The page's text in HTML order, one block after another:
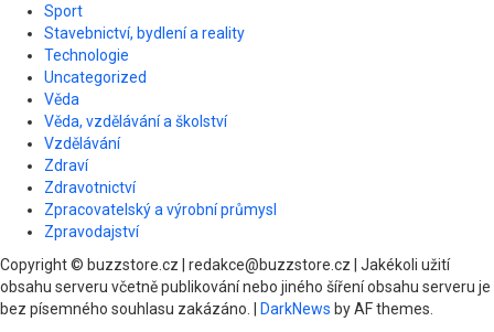
Sport
Stavebnictví, bydlení a reality
Technologie
Uncategorized
Věda
Věda, vzdělávání a školství
Vzdělávání
Zdraví
Zdravotnictví
Zpracovatelský a výrobní průmysl
Zpravodajství
Copyright © buzzstore.cz | redakce@buzzstore.cz | Jakékoli užití
obsahu serveru včetně publikování nebo jiného šíření obsahu serveru je
bez písemného souhlasu zakázáno.
DarkNews by AF themes.